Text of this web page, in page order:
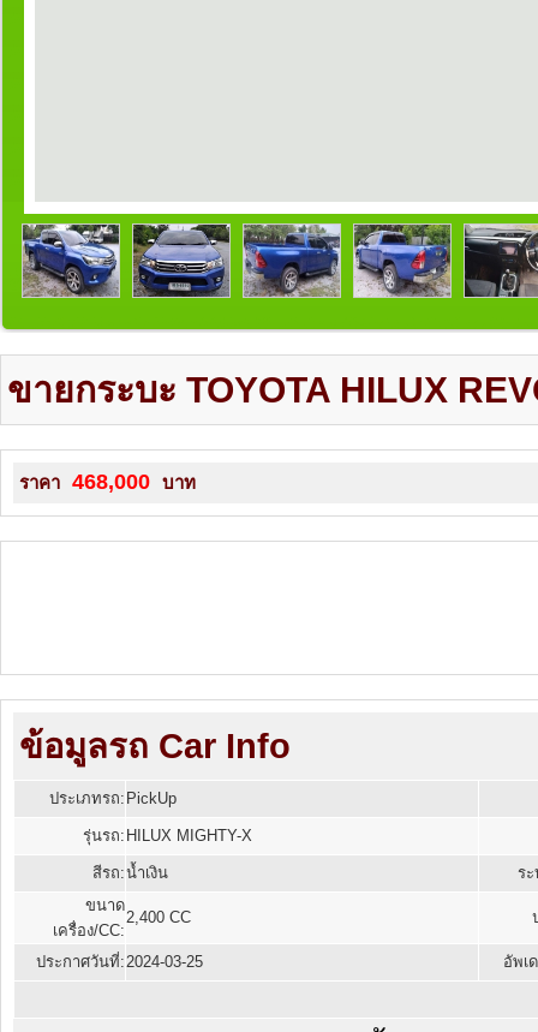
ขายกระบะ TOYOTA HILUX
ราคา 468,000 บาท
ข้อมูลรถ Car Info
ประเภทรถ: PickUp
รุ่นรถ: HILUX MIGHTY-X
สีรถ:น้ำเงิน
ระ
ขนาด
เครื่อง/CC:
2,400 CC
ประกาศวันที่:2024-03-25 อัพเ